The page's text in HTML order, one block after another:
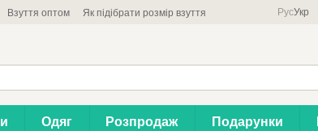
Взуття оптом Як підібрати розмір взуття РусУкр
Одяг Розпродаж Подарунки